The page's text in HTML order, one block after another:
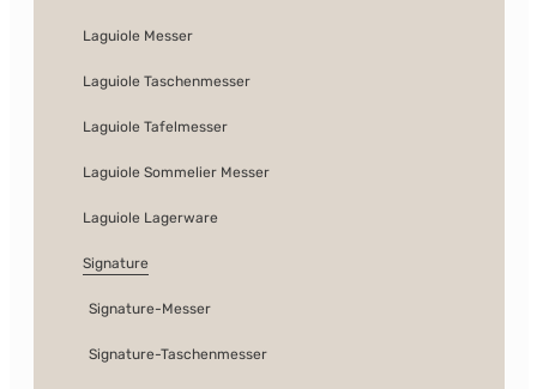
Laguiole Messer
Laguiole Taschenmesser
Laguiole Tafelmesser
Laguiole Sommelier Messer
Laguiole Lagerware
Signature
Signature-Messer
Signature-Taschenmesser